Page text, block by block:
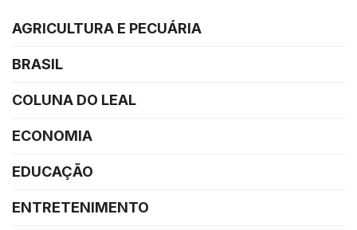
AGRICULTURA E PECUÁRIA
BRASIL
COLUNA DO LEAL
ECONOMIA
EDUCAÇÃO
ENTRETENIMENTO